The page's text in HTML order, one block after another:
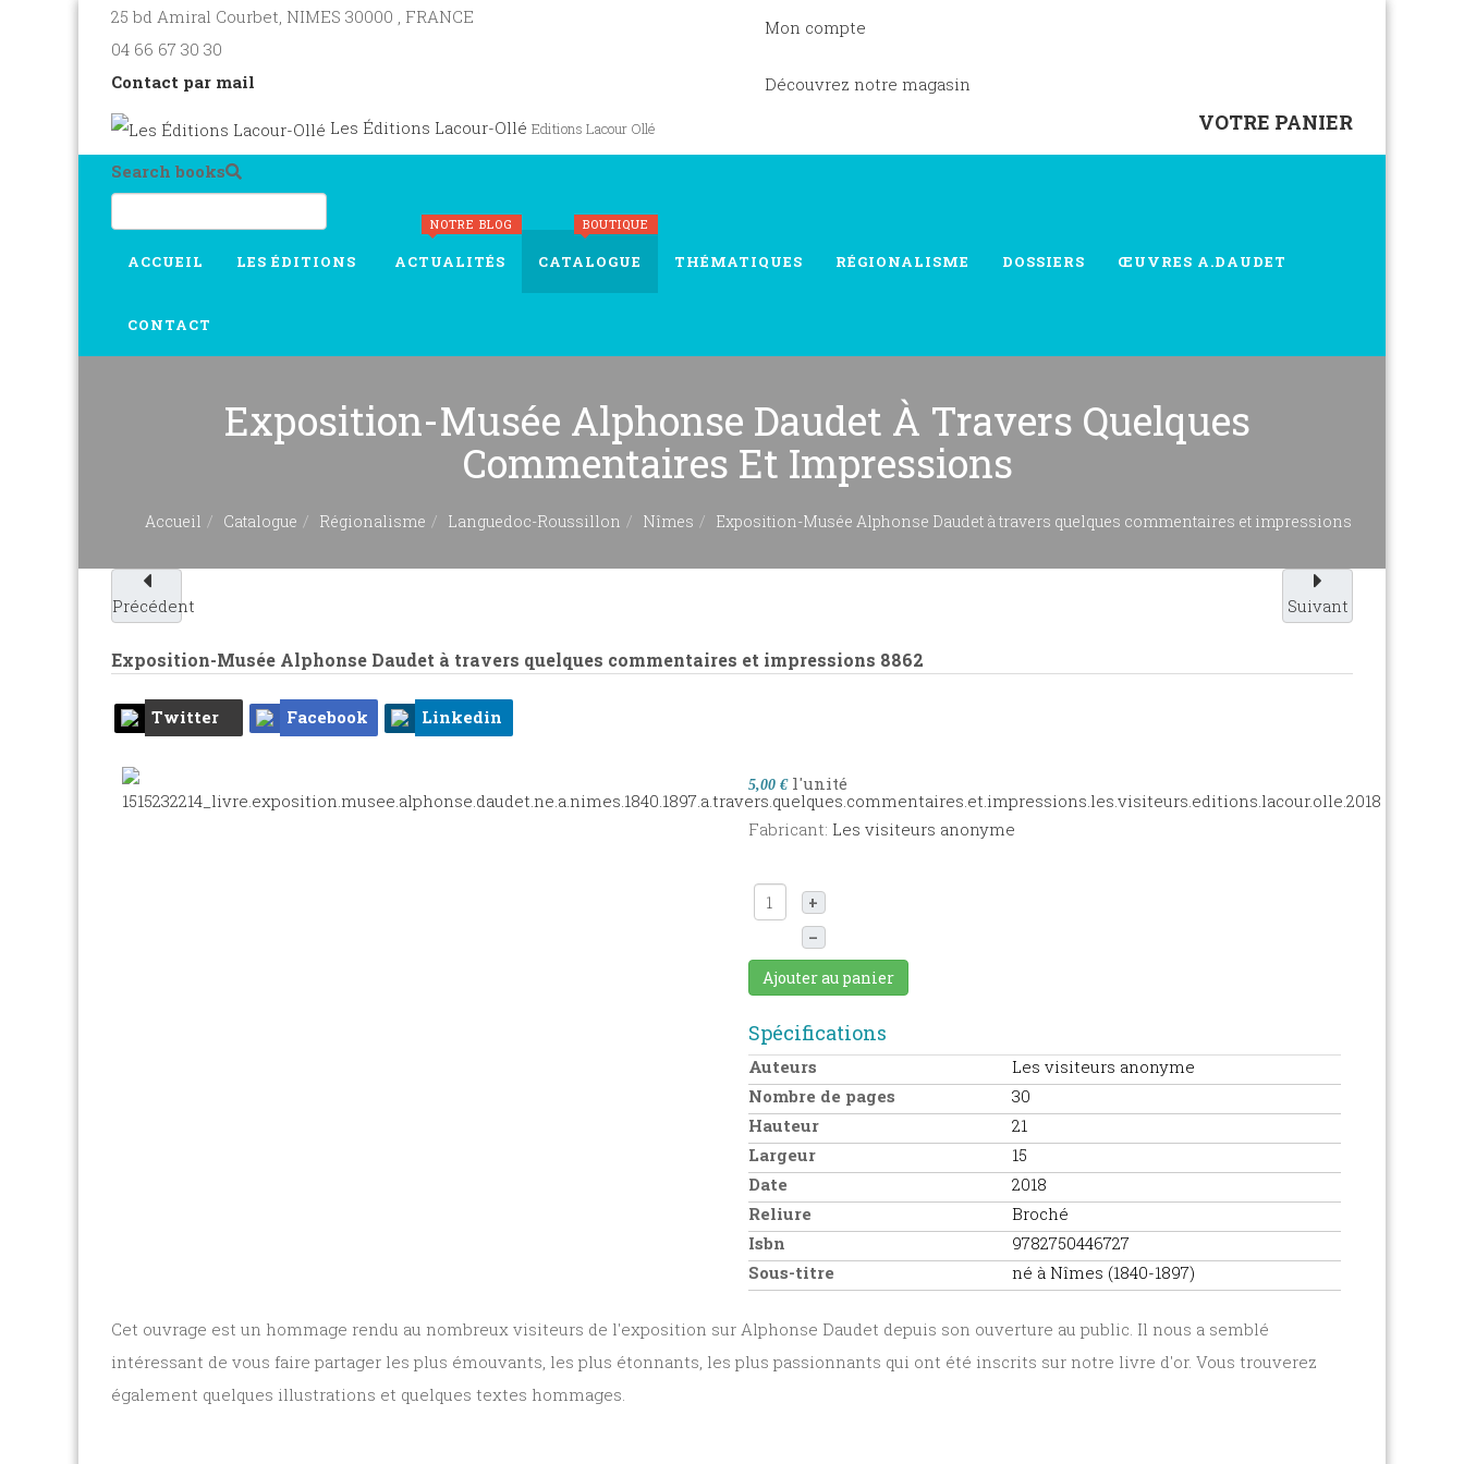
25 bd Amiral Courbet, NIMES 30000 , FRANCE
04 66 67 30 30
Contact par mail
Mon compte
Découvrez notre magasin
Les Éditions Lacour-Ollé Editions Lacour Ollé VOTRE PANIER
Search books
ACCUEIL LES ÉDITIONS ACTUALITÉS
NOTRE BLOG
CATALOGUE
BOUTIQUE
THÉMATIQUES RÉGIONALISME DOSSIERS ŒUVRES A.DAUDET
CONTACT
Exposition-Musée Alphonse Daudet À Travers Quelques
Commentaires Et Impressions
Accueil Catalogue Régionalisme Languedoc-Roussillon Nîmes Exposition-Musée Alphonse Daudet à travers quelques commentaires et impressions
Précédent Suivant
Exposition-Musée Alphonse Daudet à travers quelques commentaires et impressions 8862
Twitter Facebook Linkedin
5,00 € l'unité
Fabricant: Les visiteurs anonyme
+
–
Ajouter au panier
Spécifications
Auteurs
Les visiteurs anonyme
Nombre de pages
30
Hauteur
21
Largeur
15
Date
2018
Reliure
Broché
Isbn
9782750446727
Sous-titre
né à Nîmes (1840-1897)
Cet ouvrage est un hommage rendu au nombreux visiteurs de l'exposition sur Alphonse Daudet depuis son ouverture au public. Il nous a semblé
intéressant de vous faire partager les plus émouvants, les plus étonnants, les plus passionnants qui ont été inscrits sur notre livre d'or. Vous trouverez
également quelques illustrations et quelques textes hommages.